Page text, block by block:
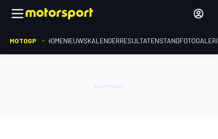
MOTOGP HOMENIEUWSKALENDERRESULTATENSTAND